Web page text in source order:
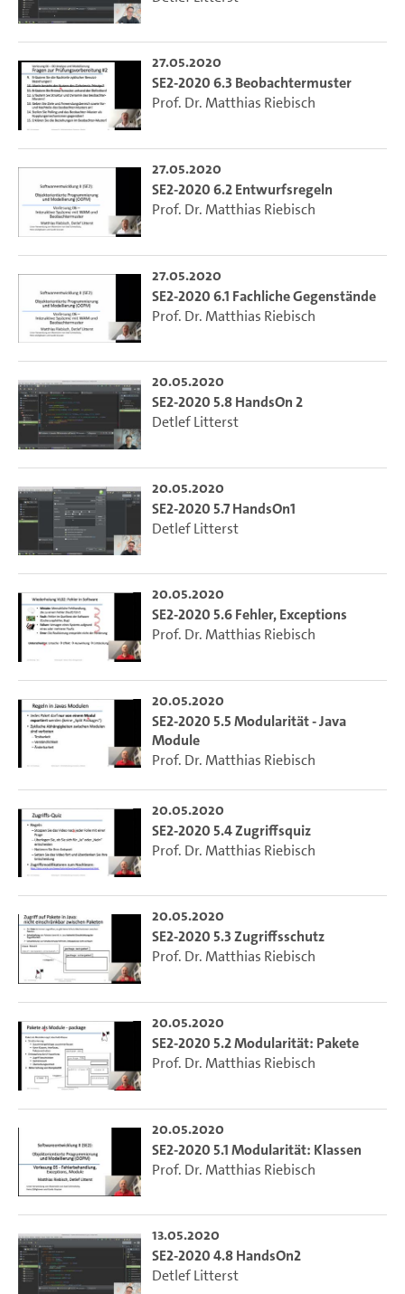
27.05.2020
SE2-2020 6.3 Beobachtermuster
Prof. Dr. Matthias Riebisch
27.05.2020
SE2-2020 6.2 Entwurfsregeln
Prof. Dr. Matthias Riebisch
27.05.2020
SE2-2020 6.1 Fachliche Gegenstände
Prof. Dr. Matthias Riebisch
20.05.2020
SE2-2020 5.8 HandsOn 2
Detlef Litterst
20.05.2020
SE2-2020 5.7 HandsOn1
Detlef Litterst
20.05.2020
SE2-2020 5.6 Fehler, Exceptions
Prof. Dr. Matthias Riebisch
20.05.2020
SE2-2020 5.5 Modularität - Java
Module
Prof. Dr. Matthias Riebisch
20.05.2020
SE2-2020 5.4 Zugriffsquiz
Prof. Dr. Matthias Riebisch
20.05.2020
SE2-2020 5.3 Zugriffsschutz
Prof. Dr. Matthias Riebisch
20.05.2020
SE2-2020 5.2 Modularität: Pakete
Prof. Dr. Matthias Riebisch
20.05.2020
SE2-2020 5.1 Modularität: Klassen
Prof. Dr. Matthias Riebisch
13.05.2020
SE2-2020 4.8 HandsOn2
Detlef Litterst